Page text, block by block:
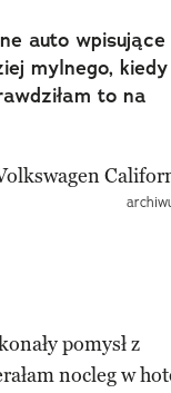
auto
mylnego, kiedy
to na
pomysł z
nocleg w